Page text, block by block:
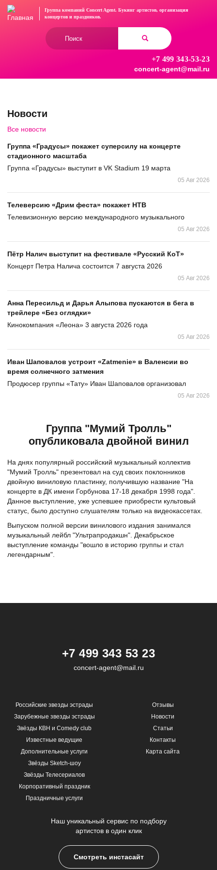
Перейти
Группа компаний Concert Agent. Букинг артистов, организация
концертови праздников.
+7 499 343-53-23
concert-agent@mail.ru
Новости
Все новости
Группа «Градусы» покажет суперсилу на концерте
стадионного масштаба
Группа «Градусы» выступит в VK Stadium 19 марта
05 Авг 2026
Телеверсию «Дрим феста» покажет НТВ
Телевизионную версию международного музыкального
05 Авг 2026
Пётр Налич выступит на фестивале «Русский КоТ»
Концерт Петра Налича состоится 7 августа 2026
05 Авг 2026
Анна Пересильд и Дарья Алыпова пускаются в бега в
трейлере «Без оглядки»
Кинокомпания «Леона» 3 августа 2026 года
05 Авг 2026
Иван Шаповалов устроит «Zatmenie» в Валенсии во
время солнечного затмения
Продюсер группы «Тату» Иван Шаповалов организовал
05 Авг 2026
Группа "Мумий Тролль"
опубликовала двойной винил
На днях популярный российский музыкальный коллектив
"Мумий Тролль" презентовал на суд своих поклонников
двойную виниловую пластинку, получившую название "На
концерте в ДК имени Горбунова 17-18 декабря 1998 года".
Данное выступление, уже успевшее приобрести культовый
статус, было доступно слушателям только на видеокассетах.
Выпуском полной версии винилового издания занимался
музыкальный лейбл "Ультрапродакшн". Декабрьское
выступление команды "вошло в историю группы и стал
легендарным".
+7 499 343 53 23
concert-agent@mail.ru
Российские звезды эстрады
Зарубежные звезды эстрады
Звёзды КВН и Comedy club
Известные ведущие
Дополнительные услуги
Звёзды Sketch-шоу
Звёзды Телесериалов
Корпоративный праздник
Праздничные услуги
Отзывы
Новости
Статьи
Контакты
Карта сайта
Наш уникальный сервис по подбору
артистов в один клик
Смотреть инстасайт